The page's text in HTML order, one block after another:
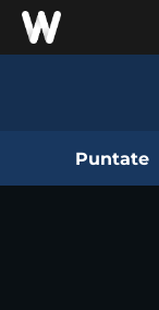
Puntate